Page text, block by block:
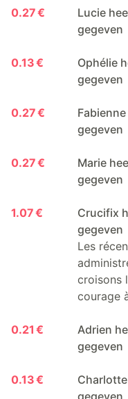
0.27 €
Lucie
gegeven
0.13 €
Ophélie
gegeven
0.27 €
gegeven
0.27 €
Marie
gegeven
1.07 €
Crucifix
gegeven
Les
croisons
courage
0.21 €
Adrien
gegeven
0.13 €
gegeven